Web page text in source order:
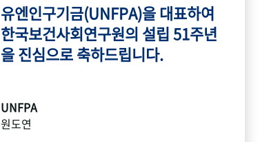
유엔인구기금(UNFPA)을 대표하여
한국보건사회연구원의 설립 51주년
을 진심으로 축하드립니다.
UNFPA
원도연